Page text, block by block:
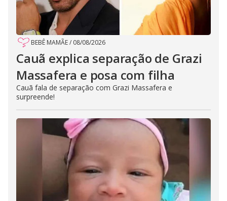
BEBÊ MAMÃE/ 08/08/2026
Cauã explica separação de Grazi
Massafera e posa com filha
Cauã fala de separação com Grazi Massafera e
surpreende!